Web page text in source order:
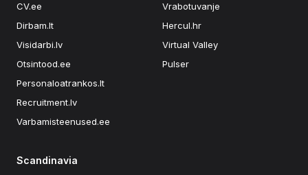
CV.ee
Dirbam.lt
Visidarbi.lv
Otsintood.ee
Personaloatrankos.lt
Recruitment.lv
Varbamisteenused.ee
Vrabotuvanje
Hercul.hr
Virtual Valley
Pulser
Scandinavia